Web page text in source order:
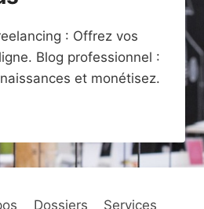
: Offrez vos
Blog professionnel :
et monétisez.
Dossiers Services